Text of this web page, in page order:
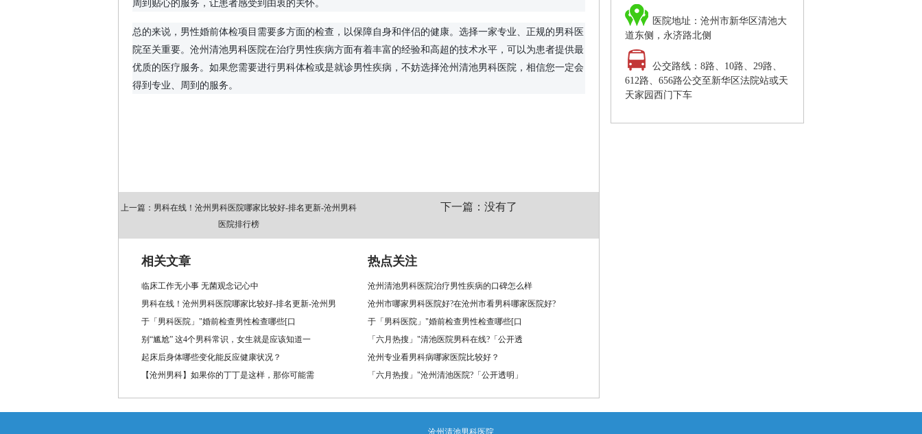
周到贴心的服务，让患者感受到由衷的关怀。
总的来说，男性婚前体检项目需要多方面的检查，以保障自身和伴侣的健康。选择一家专业、正规的男科医
院至关重要。沧州清池男科医院在治疗男性疾病方面有着丰富的经验和高超的技术水平，可以为患者提供最
优质的医疗服务。如果您需要进行男科体检或是就诊男性疾病，不妨选择沧州清池男科医院，相信您一定会
得到专业、周到的服务。
上一篇：男科在线！沧州男科医院哪家比较好-排名更新-沧州男科
医院排行榜
下一篇：没有了
相关文章
临床工作无小事 无菌观念记心中
男科在线！沧州男科医院哪家比较好-排名更新-沧州男
于「男科医院」"婚前检查男性检查哪些[口
别“尴尬” 这4个男科常识，女生就是应该知道一
起床后身体哪些变化能反应健康状况？
【沧州男科】如果你的丁丁是这样，那你可能需
热点关注
沧州清池男科医院治疗男性疾病的口碑怎么样
沧州市哪家男科医院好?在沧州市看男科哪家医院好?
于「男科医院」"婚前检查男性检查哪些[口
「六月热搜」"清池医院男科在线?「公开透
沧州专业看男科病哪家医院比较好？
「六月热搜」"沧州清池医院?「公开透明」
医院地址：沧州市新华区清池大
道东侧，永济路北侧
公交路线：8路、10路、29路、
612路、656路公交至新华区法院站或天
天家园西门下车